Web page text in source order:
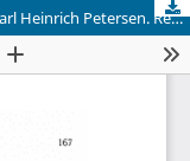
Anarki og arbejderhistorie, Festskrift for Carl Heinrich Petersen. Redigeret af Karen Pedersen og Therkel Stræde. København, Tiderne skifter, 1985. 259 s. 180 kr. Aktivitetslog